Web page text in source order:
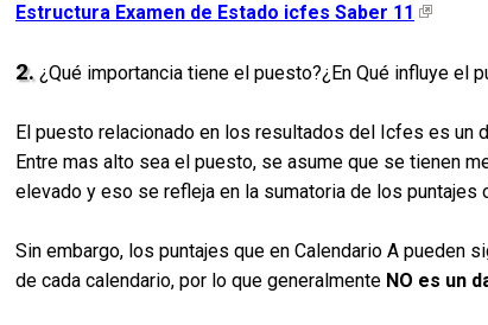
Estructura Examen de Estado icfes Saber 11
2.¿Qué importancia tiene el puesto?¿En Qué influye el
El puesto relacionado en los resultados del Icfes es un
Entre mas alto sea el puesto, se asume que se tienen
elevado y eso se refleja en la sumatoria de los
Sin embargo, los puntajes que en Calendario A pueden
de cada calendario, por lo que generalmente NO es un